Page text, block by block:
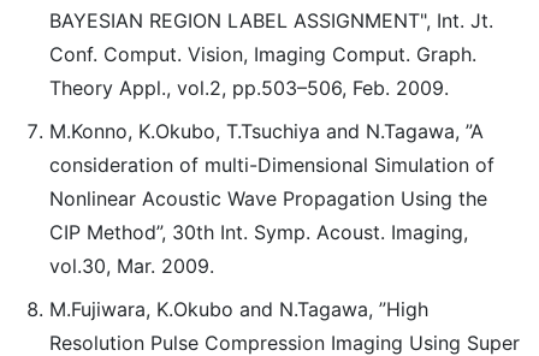
BAYESIAN REGION LABEL ASSIGNMENT", Int. Jt.
Conf. Comput. Vision, Imaging Comput. Graph.
Theory Appl., vol.2, pp.503–506, Feb. 2009.
M.Konno, K.Okubo, T.Tsuchiya and N.Tagawa, ”A
consideration of multi-Dimensional Simulation of
Nonlinear Acoustic Wave Propagation Using the
CIP Method”, 30th Int. Symp. Acoust. Imaging,
vol.30, Mar. 2009.
M.Fujiwara, K.Okubo and N.Tagawa, ”High
Resolution Pulse Compression Imaging Using Super